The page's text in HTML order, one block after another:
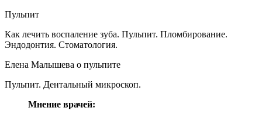
Пульпит
Как лечить воспаление зуба. Пульпит. Пломбирование.
Эндодонтия. Стоматология.
Елена Малышева о пульпите
Пульпит. Дентальный микроскоп.
Мнение врачей: